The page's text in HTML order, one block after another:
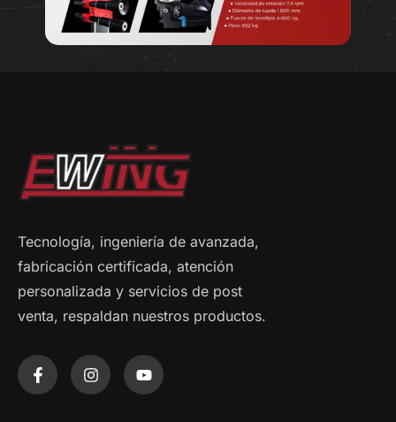
Tecnología, ingeniería de avanzada,
fabricación certificada, atención
personalizada y servicios de post
venta, respaldan nuestros productos.